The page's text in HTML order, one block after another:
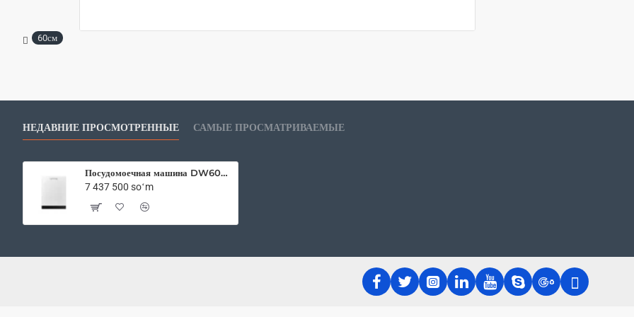
НАДЕЖНАЯ
наслаждайтесь безупречно
Дизайн
60см
НЕДАВНИЕ ПРОСМОТРЕННЫЕ САМЫЕ ПРОСМАТРИВАЕМЫЕ
Посудомоечная машина DW60R7070BB/WT 60см
7 437 500 soʻm